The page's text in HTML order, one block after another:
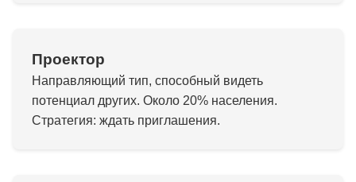
Проектор
Направляющий тип, способный видеть
потенциал других. Около 20% населения.
Стратегия: ждать приглашения.